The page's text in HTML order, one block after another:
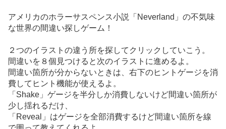
アメリカのホラーサスペンス小説「Neverland」の不気味
な世界の間違い探しゲーム！
２つのイラストの違う所を探してクリックしていこう。
間違いを８個見つけると次のイラストに進めるよ。
間違い箇所が分からないときは、右下のヒントゲージを消
費してヒント機能が使えるよ。
「Shake」ゲージを半分しか消費しないけど間違い箇所が
少し揺れるだけ、
「Reveal」はゲージを全部消費するけど間違い箇所を線